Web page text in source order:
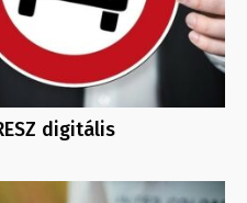
digitális